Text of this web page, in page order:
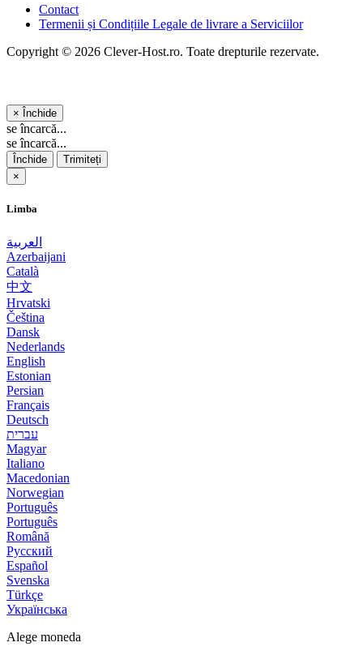
Contact
Termenii și Condițiile Legale de livrare a Serviciilor
Copyright © 2026 Clever-Host.ro. Toate drepturile rezervate.
× Închide
se încarcă...
se încarcă...
Închide
Trimiteți
×
Limba
العربية
Azerbaijani
Català
中文
Hrvatski
Čeština
Dansk
Nederlands
English
Estonian
Persian
Français
Deutsch
עברית
Magyar
Italiano
Macedonian
Norwegian
Português
Português
Română
Русский
Español
Svenska
Türkçe
Українська
Alege moneda